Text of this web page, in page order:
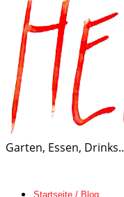
Garten, Essen,
Startseite / Blog